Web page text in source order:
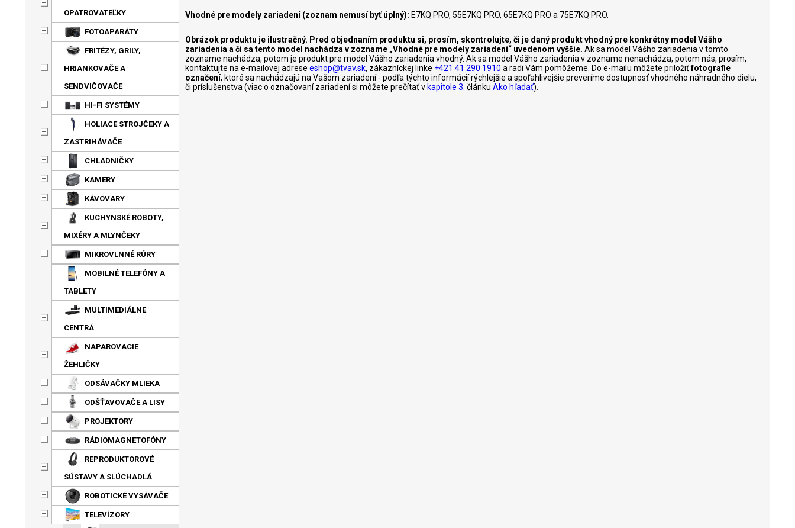
OPATROVATEĽKY
FOTOAPARÁTY
FRITÉZY, GRILY,
HRIANKOVAČE A
SENDVIČOVAČE
HI-FI SYSTÉMY
HOLIACE STROJČEKY A
ZASTRIHÁVAČE
CHLADNIČKY
KAMERY
KÁVOVARY
KUCHYNSKÉ ROBOTY,
MIXÉRY A MLYNČEKY
MIKROVLNNÉ RÚRY
MOBILNÉ TELEFÓNY A
TABLETY
MULTIMEDIÁLNE
CENTRÁ
NAPAROVACIE
ŽEHLIČKY
ODSÁVAČKY MLIEKA
ODŠŤAVOVAČE A LISY
PROJEKTORY
RÁDIOMAGNETOFÓNY
REPRODUKTOROVÉ
SÚSTAVY A SLÚCHADLÁ
ROBOTICKÉ VYSÁVAČE
TELEVÍZORY
Vhodné pre modely zariadení (zoznam nemusí byť úplný): E7KQ PRO, 55E7KQ PRO, 65E7KQ PRO a 75E7KQ PRO.
Obrázok produktu je ilustračný. Pred objednaním produktu si, prosím, skontrolujte, či je daný produkt vhodný pre konkrétny model Vášho
zariadenia a či sa tento model nachádza v zozname „Vhodné pre modely zariadení“ uvedenom vyššie. Ak sa model Vášho zariadenia v tomto
zozname nachádza, potom je produkt pre model Vášho zariadenia vhodný. Ak sa model Vášho zariadenia v zozname nenachádza, potom nás, prosím,
kontaktujte na e-mailovej adrese eshop@tvav.sk, zákazníckej linke +421 41 290 1910 a radi Vám pomôžeme. Do e-mailu môžete priložiťfotografie
označení, ktoré sa nachádzajú na Vašom zariadení - podľa týchto informácií rýchlejšie a spoľahlivejšie preveríme dostupnosť vhodného náhradného dielu,
či príslušenstva (viac o označovaní zariadení si môžete prečítať v kapitole 3. článku Ako hľadať).